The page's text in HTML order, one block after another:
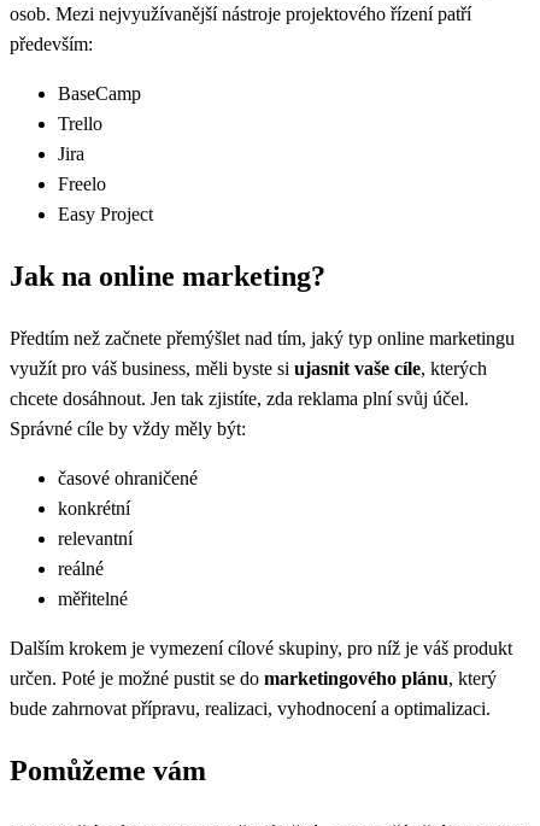
osob. Mezi nejvyužívanější nástroje projektového řízení patří
především:
BaseCamp
Trello
Jira
Freelo
Easy Project
Jak na online marketing?
Předtím než začnete přemýšlet nad tím, jaký typ online marketingu
využít pro váš business, měli byste si ujasnit vaše cíle, kterých
chcete dosáhnout. Jen tak zjistíte, zda reklama plní svůj účel.
Správné cíle by vždy měly být:
časové ohraničené
konkrétní
relevantní
reálné
měřitelné
Dalším krokem je vymezení cílové skupiny, pro níž je váš produkt
určen. Poté je možné pustit se do marketingového plánu, který
bude zahrnovat přípravu, realizaci, vyhodnocení a optimalizaci.
Pomůžeme vám